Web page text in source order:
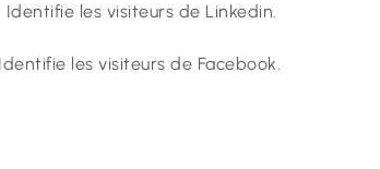
visiteurs de
les visiteurs de